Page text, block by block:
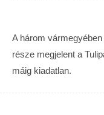
A három
része megjelent a
máig kiadatlan.